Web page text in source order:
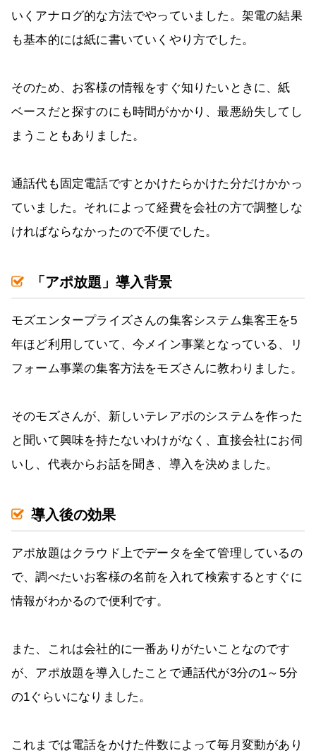
いくアナログ的な方法でやっていました。架電の結果
も基本的には紙に書いていくやり方でした。
そのため、お客様の情報をすぐ知りたいときに、紙
ベースだと探すのにも時間がかかり、最悪紛失してし
まうこともありました。
通話代も固定電話ですとかけたらかけた分だけかかっ
ていました。それによって経費を会社の方で調整しな
ければならなかったので不便でした。
「アポ放題」導入背景
モズエンタープライズさんの集客システム集客王を5
年ほど利用していて、今メイン事業となっている、リ
フォーム事業の集客方法をモズさんに教わりました。
そのモズさんが、新しいテレアポのシステムを作った
と聞いて興味を持たないわけがなく、直接会社にお伺
いし、代表からお話を聞き、導入を決めました。
導入後の効果
アポ放題はクラウド上でデータを全て管理しているの
で、調べたいお客様の名前を入れて検索するとすぐに
情報がわかるので便利です。
また、これは会社的に一番ありがたいことなのです
が、アポ放題を導入したことで通話代が3分の1～5分
の1ぐらいになりました。
これまでは電話をかけた件数によって毎月変動があり